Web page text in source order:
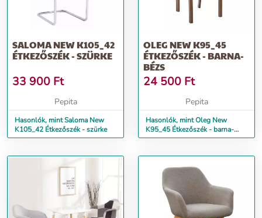
SALOMA NEW K105_42
ÉTKEZŐSZÉK - SZÜRKE
33 900 Ft
Pepita
Hasonlók, mint Saloma New
K105_42 Étkezőszék - szürke
OLEG NEW K95_45
ÉTKEZŐSZÉK - BARNA-
BÉZS
24 500 Ft
Pepita
Hasonlók, mint Oleg New
K95_45 Étkezőszék - barna-
bézs